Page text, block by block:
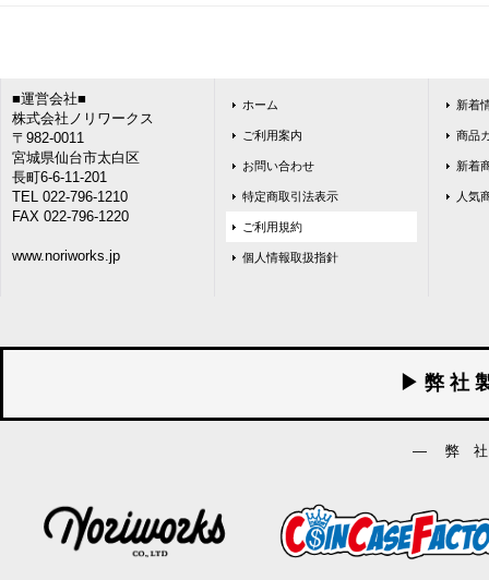
■運営会社■
株式会社ノリワークス
〒982-0011
宮城県仙台市太白区
長町6-6-11-201
TEL 022-796-1210
FAX 022-796-1220
www.noriworks.jp
ホーム
ご利用案内
お問い合わせ
特定商取引法表示
ご利用規約
個人情報取扱指針
新着
商品
新着
人気
▶ 弊 社
― 弊